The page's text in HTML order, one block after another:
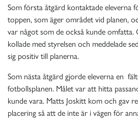
Som första åtgärd kontaktade eleverna
toppen, som äger området vid planen,
var något som de också kunde
kollade med styrelsen och meddelade
sig positiv till planerna.
Som nästa åtgärd gjorde eleverna en
fotbollsplanen. Målet var att hitta
kunde vara. Matts Joskitt kom och gav
placering så att de inte är i vägen för